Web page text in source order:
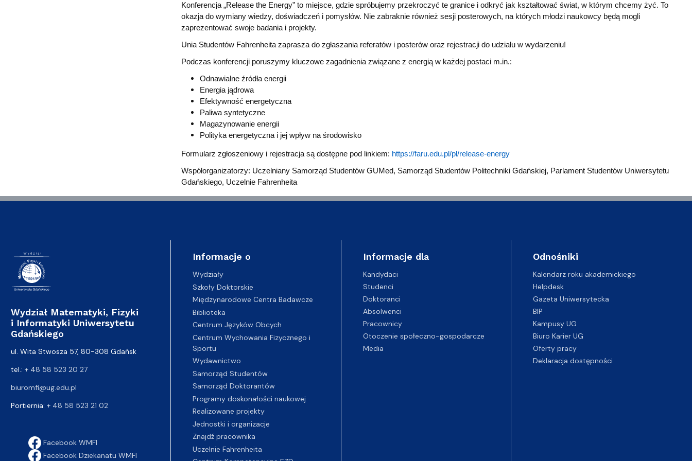
Konferencja „Release the Energy” to miejsce, gdzie spróbujemy przekroczyć te granice i odkryć jak kształtować świat, w którym chcemy żyć. To
okazja do wymiany wiedzy, doświadczeń i pomysłów. Nie zabraknie również sesji posterowych, na których młodzi naukowcy będą mogli
zaprezentować swoje badania i projekty.
Unia Studentów Fahrenheita zaprasza do zgłaszania referatów i posterów oraz rejestracji do udziału w wydarzeniu!
Podczas konferencji poruszymy kluczowe zagadnienia związane z energią w każdej postaci m.in.:
Odnawialne źródła energii
Energia jądrowa
Efektywność energetyczna
Paliwa syntetyczne
Magazynowanie energii
Polityka energetyczna i jej wpływ na środowisko
Formularz zgłoszeniowy i rejestracja są dostępne pod linkiem: https://faru.edu.pl/pl/release-energy
Współorganizatorzy: Uczelniany Samorząd Studentów GUMed, Samorząd Studentów Politechniki Gdańskiej, Parlament Studentów Uniwersytetu
Gdańskiego, Uczelnie Fahrenheita
Wydział Matematyki, Fizyki
i Informatyki Uniwersytetu
Gdańskiego
ul. Wita Stwosza 57, 80-308 Gdańsk
tel.: + 48 58 523 20 27
biuromfi@ug.edu.pl
Portiernia: + 48 58 523 21 02
Facebook WMFI
Facebook Dziekanatu WMFI
Informacje o
Wydziały
Szkoły Doktorskie
Międzynarodowe Centra Badawcze
Biblioteka
Centrum Języków Obcych
Centrum Wychowania Fizycznego i
Sportu
Wydawnictwo
Samorząd Studentów
Samorząd Doktorantów
Programy doskonałości naukowej
Realizowane projekty
Jednostki i organizacje
Znajdź pracownika
Uczelnie Fahrenheita
Informacje dla
Kandydaci
Studenci
Doktoranci
Absolwenci
Pracownicy
Otoczenie społeczno-gospodarcze
Media
Odnośniki
Kalendarz roku akademickiego
Helpdesk
Gazeta Uniwersytecka
BIP
Kampusy UG
Biuro Karier UG
Oferty pracy
Deklaracja dostępności